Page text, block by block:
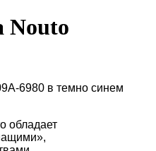
Nouto
6980 в темно синем
обладает